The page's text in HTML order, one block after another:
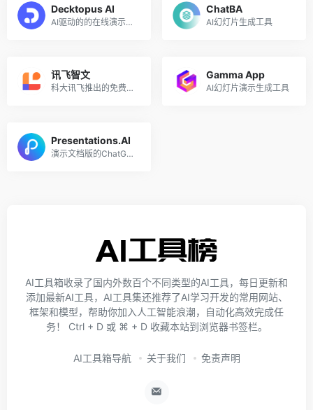
Decktopus AI
AI驱动的的在线演示文稿生成器
ChatBA
AI幻灯片生成工具
讯飞智文
科大讯飞推出的免费AI PPT生成工具
Gamma App
AI幻灯片演示生成工具
Presentations.AI
演示文档版的ChatGPT
AI工具箱收录了国内外数百个不同类型的AI工具，每日更新和
添加最新AI工具，AI工具集还推荐了AI学习开发的常用网站、
框架和模型，帮助你加入人工智能浪潮，自动化高效完成任
务！ Ctrl + D 或 ⌘ + D 收藏本站到浏览器书签栏。
AI工具箱导航 关于我们 免责声明